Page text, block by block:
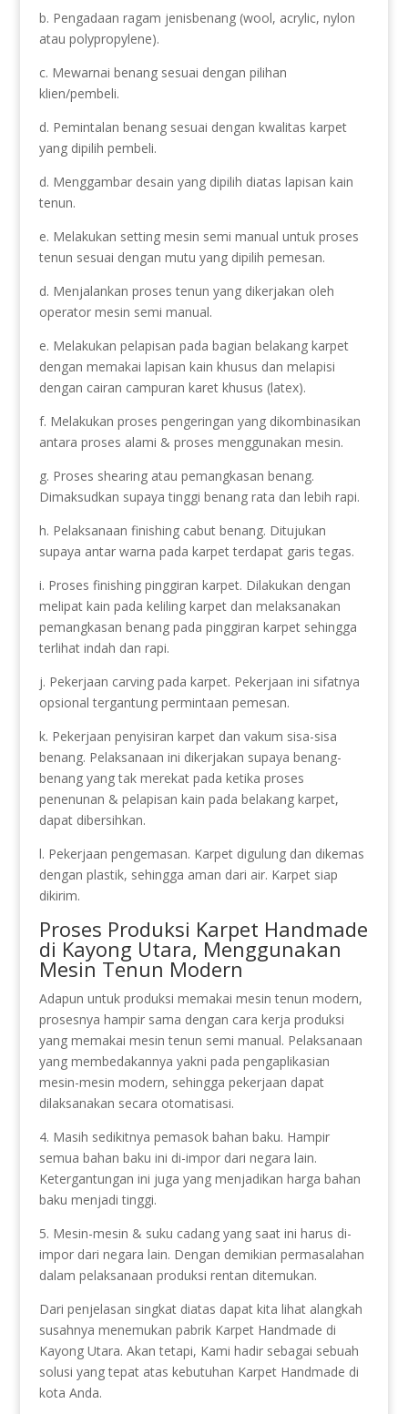
b. Pengadaan ragam jenisbenang (wool, acrylic, nylon
atau polypropylene).
c. Mewarnai benang sesuai dengan pilihan
klien/pembeli.
d. Pemintalan benang sesuai dengan kwalitas karpet
yang dipilih pembeli.
d. Menggambar desain yang dipilih diatas lapisan kain
tenun.
e. Melakukan setting mesin semi manual untuk proses
tenun sesuai dengan mutu yang dipilih pemesan.
d. Menjalankan proses tenun yang dikerjakan oleh
operator mesin semi manual.
e. Melakukan pelapisan pada bagian belakang karpet
dengan memakai lapisan kain khusus dan melapisi
dengan cairan campuran karet khusus (latex).
f. Melakukan proses pengeringan yang dikombinasikan
antara proses alami & proses menggunakan mesin.
g. Proses shearing atau pemangkasan benang.
Dimaksudkan supaya tinggi benang rata dan lebih rapi.
h. Pelaksanaan finishing cabut benang. Ditujukan
supaya antar warna pada karpet terdapat garis tegas.
i. Proses finishing pinggiran karpet. Dilakukan dengan
melipat kain pada keliling karpet dan melaksanakan
pemangkasan benang pada pinggiran karpet sehingga
terlihat indah dan rapi.
j. Pekerjaan carving pada karpet. Pekerjaan ini sifatnya
opsional tergantung permintaan pemesan.
k. Pekerjaan penyisiran karpet dan vakum sisa-sisa
benang. Pelaksanaan ini dikerjakan supaya benang-
benang yang tak merekat pada ketika proses
penenunan & pelapisan kain pada belakang karpet,
dapat dibersihkan.
l. Pekerjaan pengemasan. Karpet digulung dan dikemas
dengan plastik, sehingga aman dari air. Karpet siap
dikirim.
Proses Produksi Karpet Handmade
di Kayong Utara, Menggunakan
Mesin Tenun Modern
Adapun untuk produksi memakai mesin tenun modern,
prosesnya hampir sama dengan cara kerja produksi
yang memakai mesin tenun semi manual. Pelaksanaan
yang membedakannya yakni pada pengaplikasian
mesin-mesin modern, sehingga pekerjaan dapat
dilaksanakan secara otomatisasi.
4. Masih sedikitnya pemasok bahan baku. Hampir
semua bahan baku ini di-impor dari negara lain.
Ketergantungan ini juga yang menjadikan harga bahan
baku menjadi tinggi.
5. Mesin-mesin & suku cadang yang saat ini harus di-
impor dari negara lain. Dengan demikian permasalahan
dalam pelaksanaan produksi rentan ditemukan.
Dari penjelasan singkat diatas dapat kita lihat alangkah
susahnya menemukan pabrik Karpet Handmade di
Kayong Utara. Akan tetapi, Kami hadir sebagai sebuah
solusi yang tepat atas kebutuhan Karpet Handmade di
kota Anda.